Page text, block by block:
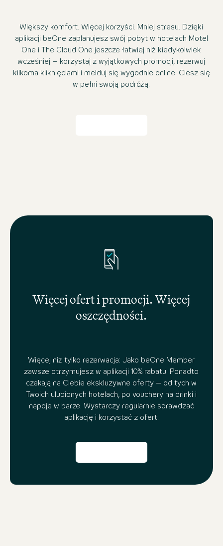
Większy komfort. Więcej korzyści. Mniej stresu. Dzięki
aplikacji beOne zaplanujesz swój pobyt w hotelach Motel
One i The Cloud One jeszcze łatwiej niż kiedykolwiek
wcześniej – korzystaj z wyjątkowych promocji, rezerwuj
kilkoma kliknięciami i melduj się wygodnie online. Ciesz się
w pełni swoją podróżą.
Więcej ofert i promocji. Więcej
oszczędności.
Więcej niż tylko rezerwacja: Jako beOne Member
zawsze otrzymujesz w aplikacji 10% rabatu. Ponadto
czekają na Ciebie ekskluzywne oferty – od tych w
Twoich ulubionych hotelach, po vouchery na drinki i
napoje w barze. Wystarczy regularnie sprawdzać
aplikację i korzystać z ofert.